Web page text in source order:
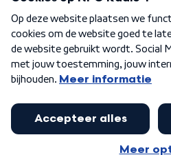
Algemene voorwaarden